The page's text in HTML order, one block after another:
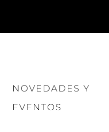
NOVEDADES Y
EVENTOS